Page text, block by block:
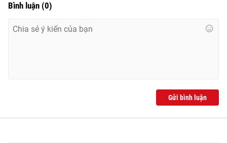
Bình luận (0)
Gửi bình luận